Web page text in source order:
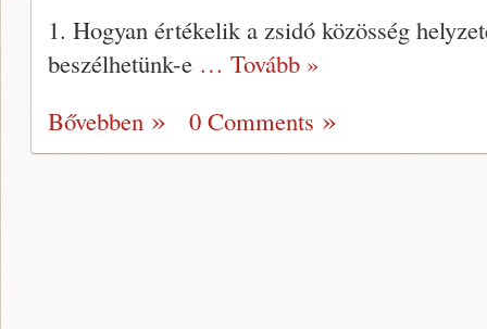
1. Hogyan értékelik a zsidó közösség
beszélhetünk-e … Tovább »
Bővebben
0 Comments